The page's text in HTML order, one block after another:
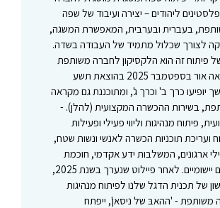
ליהודים – יצירה ועיבוד של שפה
בעברית ובערבית, המאפשרת המשגה,
לצורך שכלול מתמיד של העבודה בשדה.
פיתוח זה הוא הלקסיקון לחברה משותפת
(כרך א'), שראה אור בספטמבר 2025 בהוצאת תשע
יופיעו כרך ב' וכרך ג', ומתוכננת גם מקראה
בשירות ההכשרה המקצועית (להלן). -
פיתוח מנהיגות וליווי פעילי ופעילות
ועריכת תוכניות הכשרה לאנשי ונשות שטח,
ארגונים, המשלבות ידע אקדמי, חוכמת
המעשה וכלים יישומיים. לאחר פיילוט שנערך בשנת 2025,
של תכנית הדגל שלנו לפיתוח מנהיגות
משותפת - 'ההאבּ של ניסאן', ייפתח